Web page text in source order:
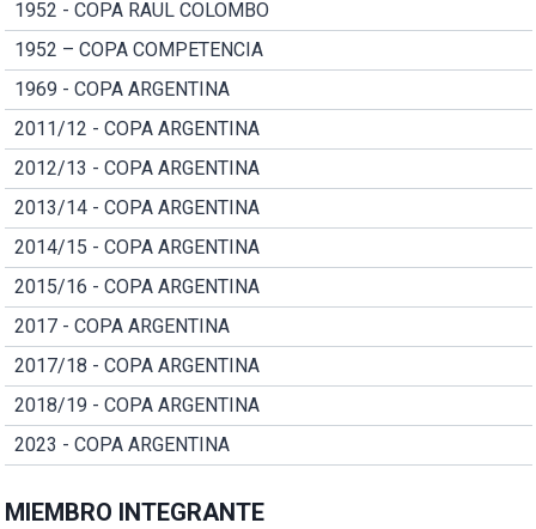
1952 - COPA RAUL COLOMBO
1952 – COPA COMPETENCIA
1969 - COPA ARGENTINA
2011/12 - COPA ARGENTINA
2012/13 - COPA ARGENTINA
2013/14 - COPA ARGENTINA
2014/15 - COPA ARGENTINA
2015/16 - COPA ARGENTINA
2017 - COPA ARGENTINA
2017/18 - COPA ARGENTINA
2018/19 - COPA ARGENTINA
2023 - COPA ARGENTINA
MIEMBRO INTEGRANTE